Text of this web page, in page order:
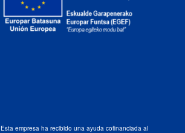
Esta empresa ha recibido una ayuda cofinanciada al